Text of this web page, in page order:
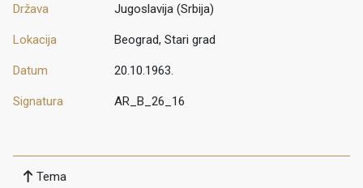
Država Jugoslavija (Srbija)
Lokacija Beograd, Stari grad
Datum 20.10.1963.
Signatura AR_B_26_16
Tema